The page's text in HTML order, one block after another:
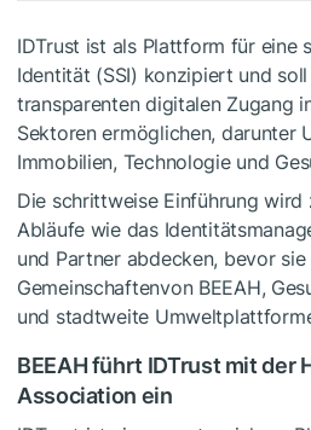
IDTrust ist als Plattform für eine
Identität (SSI) konzipiert und
transparenten digitalen Zugang
Sektoren ermöglichen, darunter
Immobilien, Technologie und
Die schrittweise Einführung wird
Abläufe wie das
und Partner abdecken, bevor
Gemeinschaftenvon BEEAH,
und stadtweite
BEEAH führt IDTrust mit der
Association ein